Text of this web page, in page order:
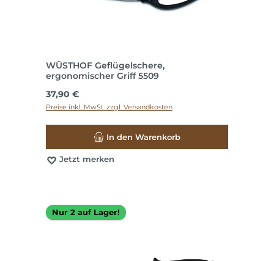
WÜSTHOF Geflügelschere,
ergonomischer Griff 5509
Regulärer Preis:
37,90 €
Preise inkl. MwSt. zzgl. Versandkosten
In den Warenkorb
Jetzt merken
Nur 2 auf Lager!